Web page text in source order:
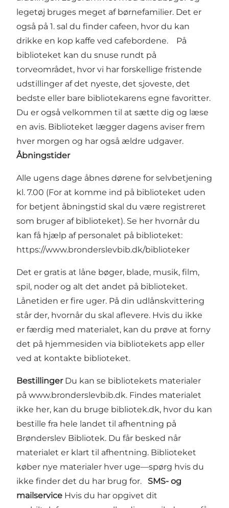
legetøj bruges meget af børnefamilier. Det er
også på 1. sal du finder cafeen, hvor du kan
drikke en kop kaffe ved cafebordene. På
biblioteket kan du snuse rundt på
torveområdet, hvor vi har forskellige fristende
udstillinger af det nyeste, det sjoveste, det
bedste eller bare bibliotekarens egne favoritter.
Du er også velkommen til at sætte dig og læse
en avis. Biblioteket lægger dagens aviser frem
hver morgen og har også ældre udgaver.
Åbningstider
Alle ugens dage åbnes dørene for selvbetjening
kl. 7.00 (For at komme ind på biblioteket uden
for betjent åbningstid skal du være registreret
som bruger af biblioteket). Se her hvornår du
kan få hjælp af personalet på biblioteket:
https://www.bronderslevbib.dk/biblioteker
Det er gratis at låne bøger, blade, musik, film,
spil, noder og alt det andet på biblioteket.
Lånetiden er fire uger. På din udlånskvittering
står der, hvornår du skal aflevere. Hvis du ikke
er færdig med materialet, kan du prøve at forny
det på hjemmesiden via bibliotekets app eller
ved at kontakte biblioteket.
BestillingerDu kan se bibliotekets materialer
på www.bronderslevbib.dk. Findes materialet
ikke her, kan du bruge bibliotek.dk, hvor du kan
bestille fra hele landet til afhentning på
Brønderslev Bibliotek. Du får besked når
materialet er klart til afhentning. Biblioteket
køber nye materialer hver uge—spørg hvis du
ikke finder det du har brug for. SMS- og
mailservice Hvis du har opgivet dit